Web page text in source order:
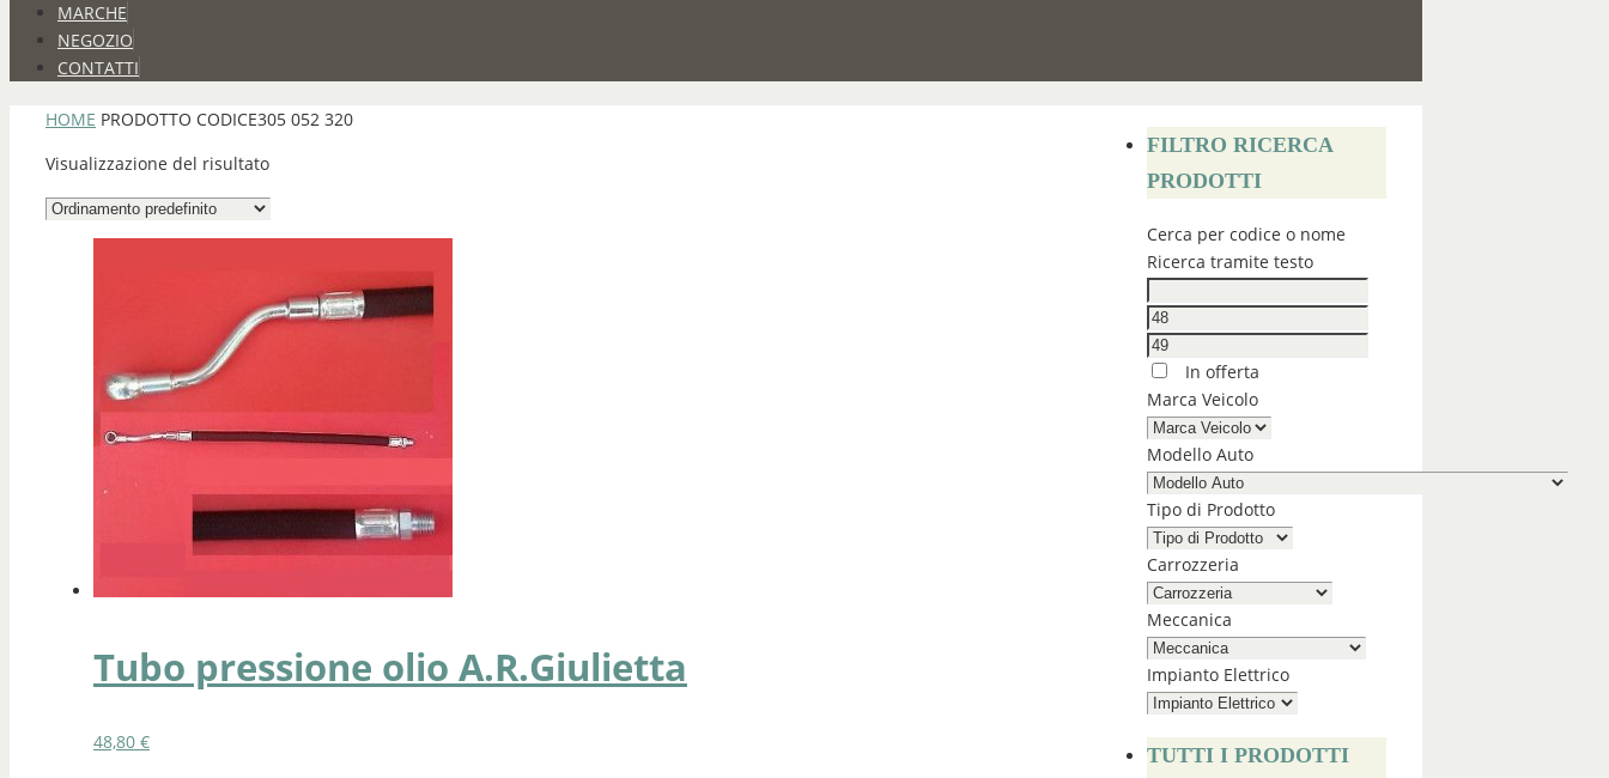
MARCHE
NEGOZIO
CONTATTI
HOME PRODOTTO CODICE305 052 320
Visualizzazione del risultato
Tubo pressione olio A.R.Giulietta
48,80 €
FILTRO RICERCA
PRODOTTI
Cerca per codice o nome
Ricerca tramite testo
In offerta
Marca Veicolo
Modello Auto
Tipo di Prodotto
Carrozzeria
Meccanica
Impianto Elettrico
TUTTI I PRODOTTI